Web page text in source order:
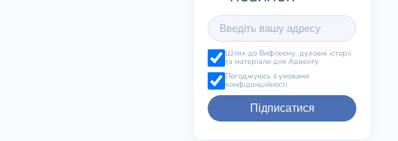
Шлях до Вифлеєму: духовні історії
та матеріали для Адвенту
Погоджуюсь з умовами
конфіденційності
Підписатися